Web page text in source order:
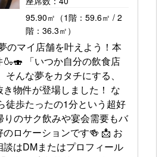
95.90㎡（1階：59.6㎡ / 2
階：36.3㎡）
のマイ店舗を叶えよう！本
「いつか自分の飲食店
んな夢をカタチにする、
物件が登場しました！ な
徒歩たったの1分という超好
りのサク飲みや宴会需要もバ
ロケーションです🍻 📩 お
はDMまたはプロフィール